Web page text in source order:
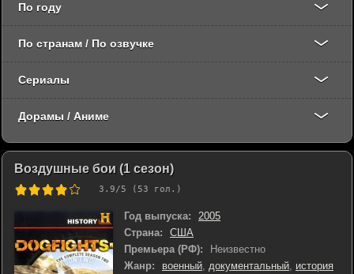
Воздушные бои (1 сезон)
3.9/5 (53 гол.)
Год выпуска:
2005
Страна:
США
Премьера (РФ):
Неизвестно
Жанр:
военный, документальный, история
По году
По странам / По озвучке
Сериалы
Дорамы / Аниме